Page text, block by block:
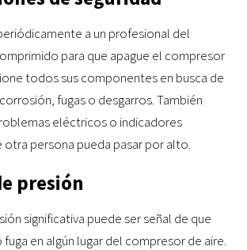
a un profesional del
para que apague el compresor
todos sus componentes en busca de
fugas o desgarros. También
eléctricos o indicadores
persona pueda pasar por alto.
presión
significativa puede ser señal de que
en algún lugar del compresor de aire.